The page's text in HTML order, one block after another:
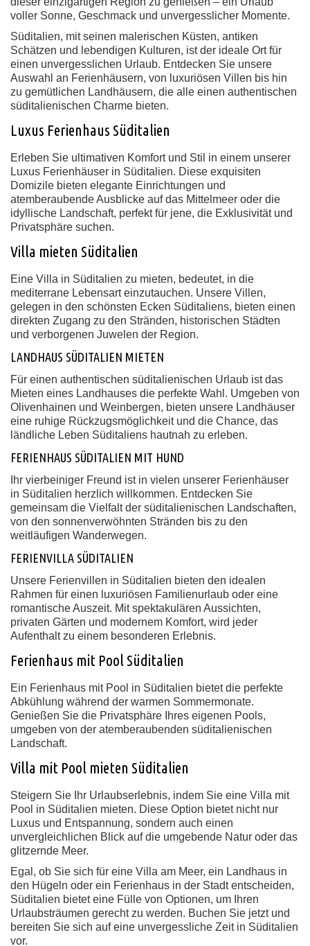
voller Sonne, Geschmack und unvergesslicher Momente.
Süditalien, mit seinen malerischen Küsten, antiken
Schätzen und lebendigen Kulturen, ist der ideale Ort für
einen unvergesslichen Urlaub. Entdecken Sie unsere
Auswahl an Ferienhäusern, von luxuriösen Villen bis hin
zu gemütlichen Landhäusern, die alle einen authentischen
süditalienischen Charme bieten.
Luxus Ferienhaus Süditalien
Erleben Sie ultimativen Komfort und Stil in einem unserer
Luxus Ferienhäuser in Süditalien. Diese exquisiten
Domizile bieten elegante Einrichtungen und
atemberaubende Ausblicke auf das Mittelmeer oder die
idyllische Landschaft, perfekt für jene, die Exklusivität und
Privatsphäre suchen.
Villa mieten Süditalien
Eine Villa in Süditalien zu mieten, bedeutet, in die
mediterrane Lebensart einzutauchen. Unsere Villen,
gelegen in den schönsten Ecken Süditaliens, bieten einen
direkten Zugang zu den Stränden, historischen Städten
und verborgenen Juwelen der Region.
LANDHAUS SÜDITALIEN MIETEN
Für einen authentischen süditalienischen Urlaub ist das
Mieten eines Landhauses die perfekte Wahl. Umgeben von
Olivenhainen und Weinbergen, bieten unsere Landhäuser
eine ruhige Rückzugsmöglichkeit und die Chance, das
ländliche Leben Süditaliens hautnah zu erleben.
FERIENHAUS SÜDITALIEN MIT HUND
Ihr vierbeiniger Freund ist in vielen unserer Ferienhäuser
in Süditalien herzlich willkommen. Entdecken Sie
gemeinsam die Vielfalt der süditalienischen Landschaften,
von den sonnenverwöhnten Stränden bis zu den
weitläufigen Wanderwegen.
FERIENVILLA SÜDITALIEN
Unsere Ferienvillen in Süditalien bieten den idealen
Rahmen für einen luxuriösen Familienurlaub oder eine
romantische Auszeit. Mit spektakulären Aussichten,
privaten Gärten und modernem Komfort, wird jeder
Aufenthalt zu einem besonderen Erlebnis.
Ferienhaus mit Pool Süditalien
Ein Ferienhaus mit Pool in Süditalien bietet die perfekte
Abkühlung während der warmen Sommermonate.
Genießen Sie die Privatsphäre Ihres eigenen Pools,
umgeben von der atemberaubenden süditalienischen
Landschaft.
Villa mit Pool mieten Süditalien
Steigern Sie Ihr Urlaubserlebnis, indem Sie eine Villa mit
Pool in Süditalien mieten. Diese Option bietet nicht nur
Luxus und Entspannung, sondern auch einen
unvergleichlichen Blick auf die umgebende Natur oder das
glitzernde Meer.
Egal, ob Sie sich für eine Villa am Meer, ein Landhaus in
den Hügeln oder ein Ferienhaus in der Stadt entscheiden,
Süditalien bietet eine Fülle von Optionen, um Ihren
Urlaubsträumen gerecht zu werden. Buchen Sie jetzt und
bereiten Sie sich auf eine unvergessliche Zeit in Süditalien
vor.